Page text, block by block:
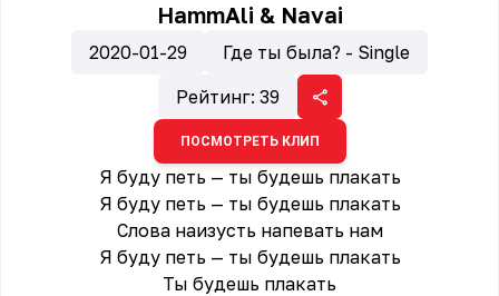
HammAli & Navai
2020-01-29
Где ты была? - Single
Рейтинг: 39
ПОСМОТРЕТЬ КЛИП
Я буду петь — ты будешь плакать
Я буду петь — ты будешь плакать
Слова наизусть напевать нам
Я буду петь — ты будешь плакать
Ты будешь плакать